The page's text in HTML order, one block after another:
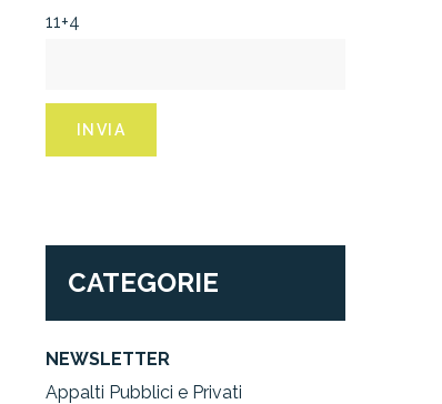
11+4
CATEGORIE
NEWSLETTER
Appalti Pubblici e Privati